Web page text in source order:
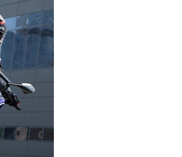
de un Producto, los costes y gastos de
autoriza a proporcionar servicio
Voorwaarden zijn gedefinieerd, hebben
de geautoriseerde werkplaatsen binnen
voor doeleinden die verband houden